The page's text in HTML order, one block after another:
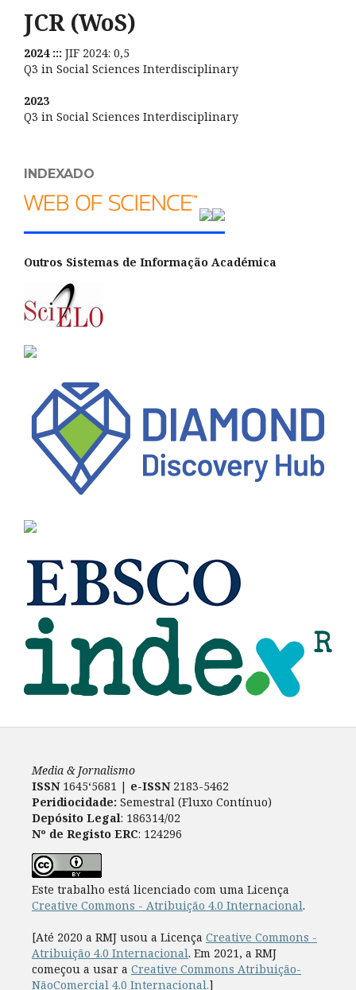
JCR (WoS)
2024 ::: JIF 2024: 0,5
Q3 in Social Sciences Interdisciplinary
2023
Q3 in Social Sciences Interdisciplinary
INDEXADO
Outros Sistemas de Informação Académica
Media & Jornalismo
ISSN 1645‘5681 | e-ISSN2183-5462
Peridiocidade: Semestral (Fluxo Contínuo)
Depósito Legal: 186314/02
Nº de Registo ERC: 124296
Este trabalho está licenciado com uma Licença
Creative Commons - Atribuição 4.0 Internacional.
[Até 2020 a RMJ usou a Licença Creative Commons -
Atribuição 4.0 Internacional. Em 2021, a RMJ
começou a usar a Creative Commons Atribuição-
NãoComercial 4.0 Internacional.]